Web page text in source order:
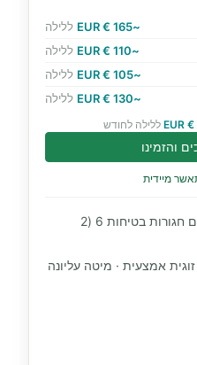
~165 € EUR
ללילה
~110 € EUR
ללילה
~105 € EUR
ללילה
~130 € EUR ללילה
ללילה לחודש
והזמינו
מיידית
מקומות שינה 6 · מושבים עם חגורות בטיחות 6 (2
אמצעית · מיטה עליונה